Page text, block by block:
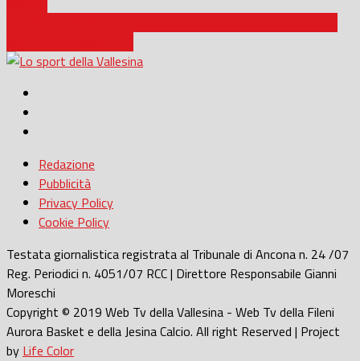
Redazione
Pubblicità
Privacy Policy
Cookie Policy
Testata giornalistica registrata al Tribunale di Ancona n. 24 /07
Reg. Periodici n. 4051/07 RCC | Direttore Responsabile Gianni
Moreschi
Copyright © 2019 Web Tv della Vallesina - Web Tv della Fileni
Aurora Basket e della Jesina Calcio. All right Reserved | Project
by Life Color